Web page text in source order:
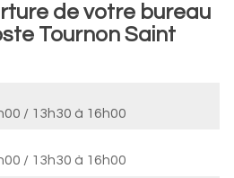
de votre bureau
Tournon Saint
/ 13h30 à 16h00
/ 13h30 à 16h00